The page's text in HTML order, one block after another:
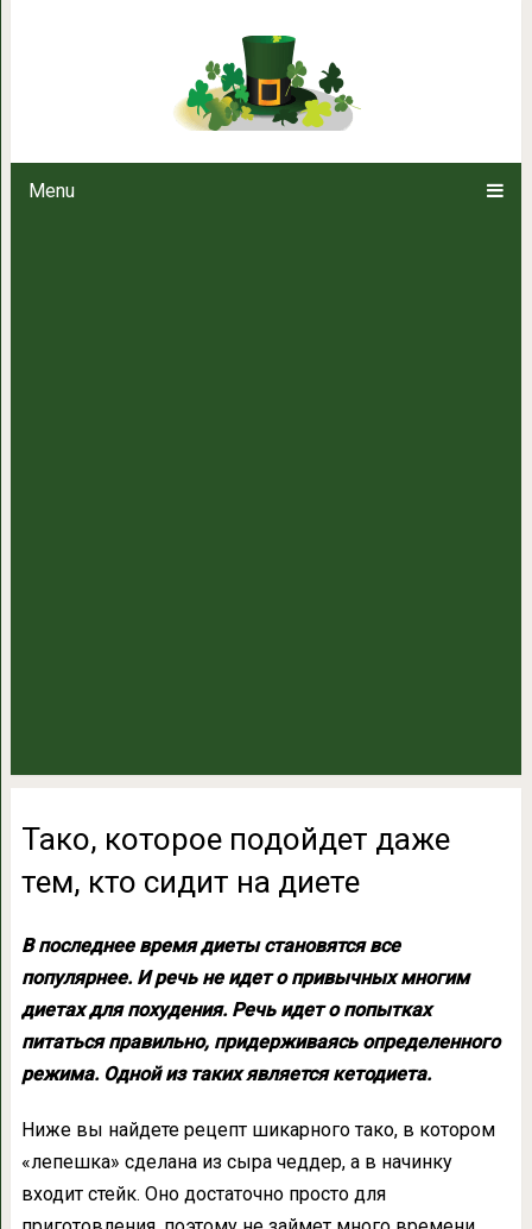
Menu
Тако, которое подойдет
Тако, которое подойдет даже
тем, кто сидит на диете
В последнее время диеты становятся все
популярнее. И речь не идет о привычных многим
диетах для похудения. Речь идет о попытках
питаться правильно, придерживаясь определенного
режима. Одной из таких является кетодиета.
Ниже вы найдете рецепт шикарного тако, в котором
«лепешка» сделана из сыра чеддер, а в начинку
входит стейк. Оно достаточно просто для